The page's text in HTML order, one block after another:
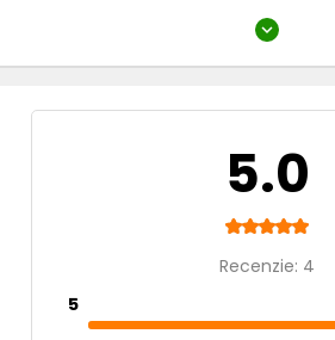
expand_more
5.0
Recenzie: 4
5